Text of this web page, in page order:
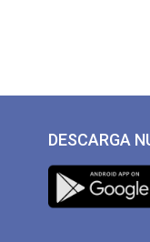
DESCARGA